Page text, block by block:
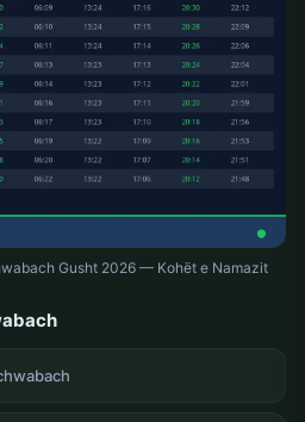
Gusht 2026 — Kohët e Namazit